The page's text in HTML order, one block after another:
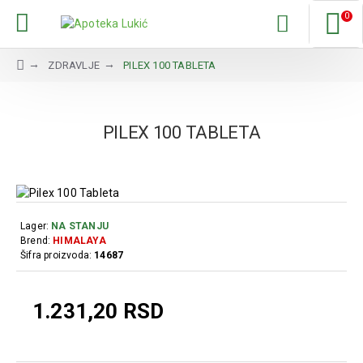
0
ZDRAVLJE PILEX 100 TABLETA
PILEX 100 TABLETA
1.231,20 RSD
Lager: NA STANJU
Brend: HIMALAYA
Šifra proizvoda: 14687